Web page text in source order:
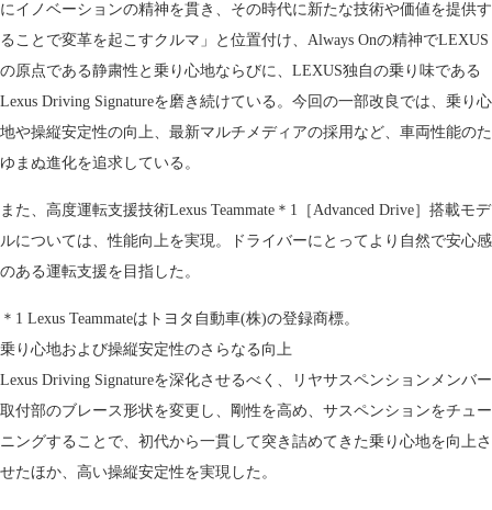
にイノベーションの精神を貫き、その時代に新たな技術や価値を提供す
ることで変革を起こすクルマ」と位置付け、Always Onの精神でLEXUS
の原点である静粛性と乗り心地ならびに、LEXUS独自の乗り味である
Lexus Driving Signatureを磨き続けている。今回の一部改良では、乗り心
地や操縦安定性の向上、最新マルチメディアの採用など、車両性能のた
ゆまぬ進化を追求している。
また、高度運転支援技術Lexus Teammate＊1［Advanced Drive］搭載モデ
ルについては、性能向上を実現。ドライバーにとってより自然で安心感
のある運転支援を目指した。
＊1 Lexus Teammateはトヨタ自動車(株)の登録商標。
乗り心地および操縦安定性のさらなる向上
Lexus Driving Signatureを深化させるべく、リヤサスペンションメンバー
取付部のブレース形状を変更し、剛性を高め、サスペンションをチュー
ニングすることで、初代から一貫して突き詰めてきた乗り心地を向上さ
せたほか、高い操縦安定性を実現した。